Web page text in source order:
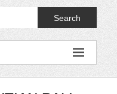
Search